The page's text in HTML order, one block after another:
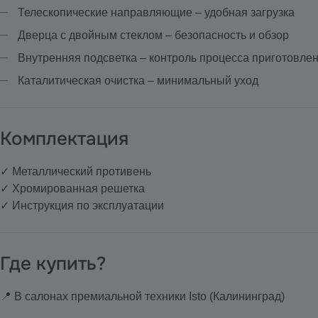
Телескопические направляющие – удобная загрузка
Дверца с двойным стеклом – безопасность и обзор
Внутренняя подсветка – контроль процесса
Каталитическая очистка – минимальный уход
Комплектация
✓ Металлический противень
✓ Хромированная решетка
✓ Инструкция по эксплуатации
Где купить?
📍 В салонах премиальной техники Isto (Калининград)